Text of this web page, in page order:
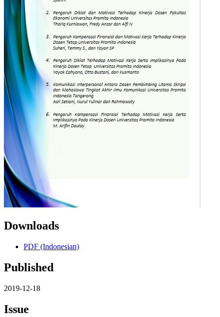
Downloads
PDF (Indonesian)
Published
2019-12-18
Issue